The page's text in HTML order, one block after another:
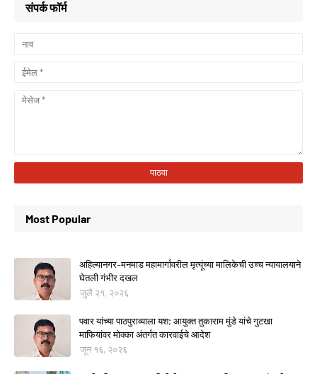
संपर्क फॉर्म
Most Popular
अहिल्यानगर–मनमाड महामार्गावरील मृत्यूंच्या मालिकेची उच्च न्यायालयाने
घेतली गंभीर दखल
जुलै २१, २०२६
पवार यांच्या पाठपुराव्याला यश; आयुक्त तुकाराम मुंडे यांचे गुटखा
माफियांवर मोक्का अंतर्गत कारवाईचे आदेश
जून १६, २०२६